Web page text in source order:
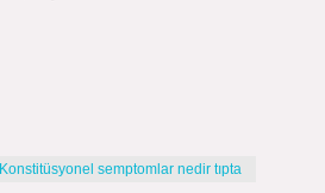
Konstitüsyonel semptomlar nedir tıpta